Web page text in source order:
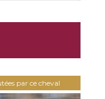
par ce cheval